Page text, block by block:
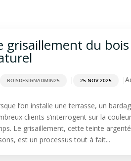
grisaillement du
BOISDESIGNADMIN25 25 NOV 2025
l’on installe une terrasse, un
clients s’interrogent sur la
Le grisaillement, cette teinte
est un processus tout à fait...